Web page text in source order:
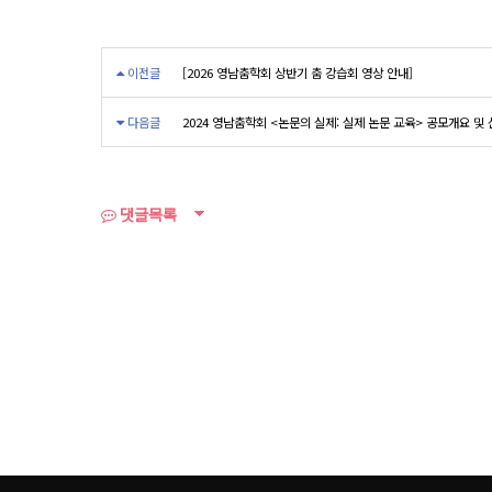
이전글 [2026 영남춤학회 상반기 춤 강습회 영상 안내]
다음글 2024 영남춤학회 <논문의 실제: 실제 논문 교육> 공모개요 및
댓글목록